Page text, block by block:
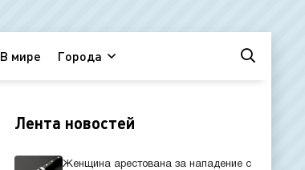
В мире Города
Лента новостей
Женщина арестована за нападение с